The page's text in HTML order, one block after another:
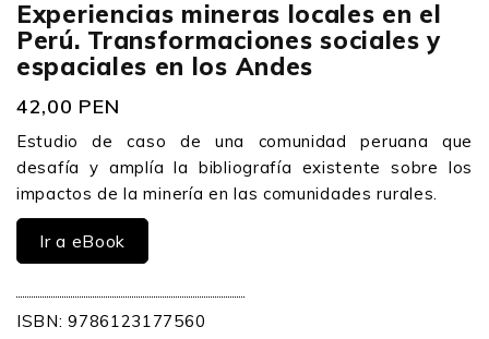
Experiencias mineras locales en el
Perú. Transformaciones sociales y
espaciales en los Andes
42,00 PEN
Estudio de caso de una comunidad peruana que
desafía y amplía la bibliografía existente sobre los
impactos de la minería en las comunidades rurales.
Ir a eBook
ISBN: 9786123177560